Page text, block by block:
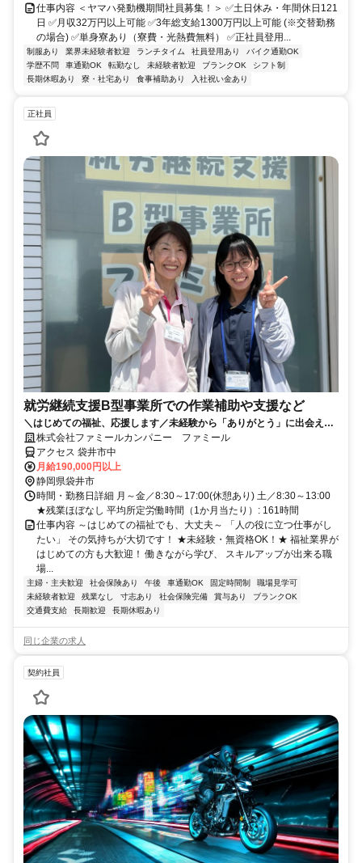
仕事内容 ＜ヤマハ発動機期間社員募集！＞ ✅土日休み・年間休日121
日 ✅月収32万円以上可能 ✅3年総支給1300万円以上可能 (※交替勤務
の場合) ✅単身寮あり（寮費・光熱費無料） ✅正社員登用...
制服あり 業界未経験者歓迎 ランチタイム 社員登用あり
バイク通勤OK
学歴不問
車通勤OK 転勤なし 未経験者歓迎 ブランクOK
シフト制
長期休暇あり
寮・社宅あり 食事補助あり 入社祝い金あり
正社員
就労継続支援B型事業所での作業補助や支援など
＼はじめての福祉、応援します／未経験から「ありがとう」に出会える
お仕事。残業ほぼなし＆長期休暇あり◎
株式会社ファミールカンパニー ファミール
アクセス 袋井市中
月給190,000円以上
静岡県袋井市
時間・勤務日詳細 月～金／8:30～17:00(休憩あり) 土／8:30～13:00
★残業ほぼなし 平均所定労働時間（1か月当たり）: 161時間
仕事内容 ～はじめての福祉でも、大丈夫～ 「人の役に立つ仕事がし
たい」 その気持ちが大切です！ ★未経験・無資格OK！★ 福祉業界が
はじめての方も大歓迎！ 働きながら学び、 スキルアップが出来る職
場...
主婦・主夫歓迎 社会保険あり 午後 車通勤OK 固定時間制
職場見学可
未経験者歓迎
残業なし 寸志あり 社会保険完備 賞与あり
ブランクOK
交通費支給
長期歓迎 長期休暇あり
同じ企業の求人
契約社員